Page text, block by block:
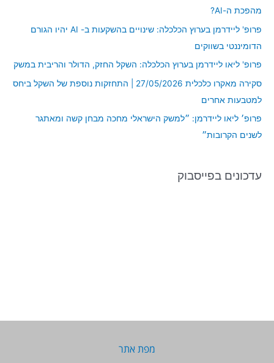
:
מהפכת ה-AI?
פרופ' ליידרמן בערוץ הכלכלה: שינויים בהשקעות ב- AI יהיו הגורם
הדומיננטי בשווקים
פרופ' ליאו ליידרמן בערוץ הכלכלה: השקל החזק, הדולר והריבית במשק
סקירה מאקרו כלכלית 27/05/2026 | התחזקות נוספת של השקל ביחס
למטבעות אחרים
פרופ׳ ליאו ליידרמן: ״למשק הישראלי מחכה מבחן קשה ומאתגר
לשנים הקרובות״
עדכונים בפייסבוק
מפת אתר